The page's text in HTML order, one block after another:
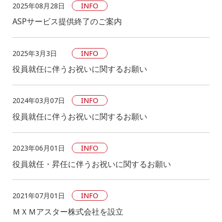
2025年08月28日 INFO
ASPサービス提供終了のご案内
2025年3月3日 INFO
役員就任に伴うお祝いに関するお願い
2024年03月07日 INFO
役員就任に伴うお祝いに関するお願い
2023年06月01日 INFO
役員就任・昇任に伴うお祝いに関するお願い
2021年07月01日 INFO
ＭＸＭアスター株式会社を設立